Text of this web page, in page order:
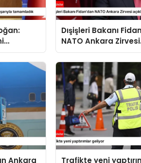
Dışişleri Bakanı
NATO Ankara Zirvesi
açıklaması
Ankara Trafikte yeni